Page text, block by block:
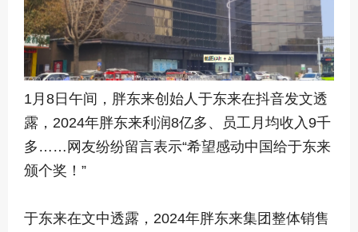
1月8日午间，胖东来创始人于东来在抖音发文透
露，2024年胖东来利润8亿多、员工月均收入9千
多……网友纷纷留言表示“希望感动中国给于东来
颁个奖！”
于东来在文中透露，2024年胖东来集团整体销售